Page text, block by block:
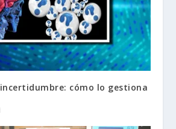
cómo lo gestiona